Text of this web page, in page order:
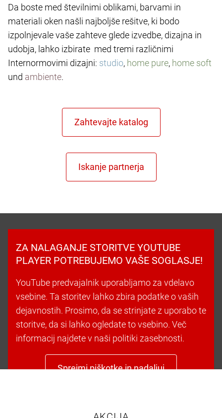
Da boste med številnimi oblikami, barvami in
materiali oken našli najboljše rešitve, ki bodo
izpolnjevale vaše zahteve glede izvedbe, dizajna in
udobja, lahko izbirate med tremi različnimi
Internormovimi dizajni: studio, home pure, home soft
und ambiente.
ZA NALAGANJE STORITVE YOUTUBE
PLAYER POTREBUJEMO VAŠE SOGLASJE!
YouTube predvajalnik uporabljamo za vdelavo
vsebine. Ta storitev lahko zbira podatke o vaših
dejavnostih. Prosimo, da se strinjate z uporabo te
storitve, da si lahko ogledate to vsebino. Več
informacij najdete v naši politiki zasebnosti.
Sprejmi piškotke in nadaljuj